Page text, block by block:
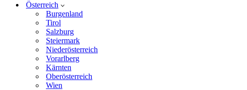
Österreich
Burgenland
Tirol
Salzburg
Steiermark
Niederösterreich
Vorarlberg
Kärnten
Oberösterreich
Wien